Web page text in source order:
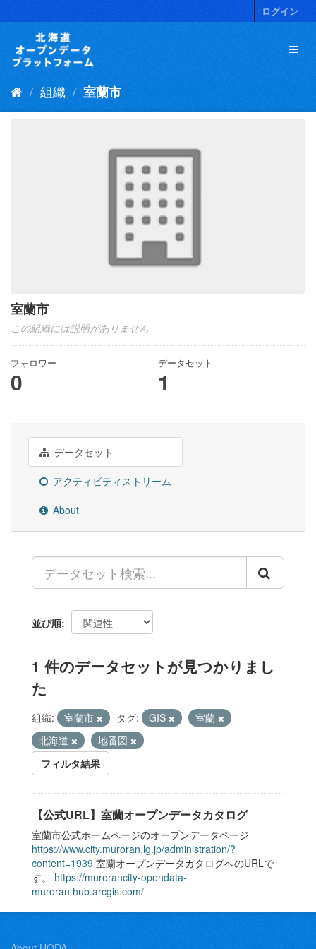
キ
ログイン
組織 室蘭市
室蘭市
この組織には説明がありません
フォロワー
0
データセット
1
データセット
アクティビティストリーム
About
並び順
1 件のデータセットが見つかりまし
た
組織: 室蘭市 タグ: GIS
室蘭
北海道
地番図
フィルタ結果
【公式URL】室蘭オープンデータカタログ
室蘭市公式ホームページのオープンデータページ
https://www.city.muroran.lg.jp/administration/?
content=1939 室蘭オープンデータカタログへのURLで
す。 https://murorancity-opendata-
muroran.hub.arcgis.com/